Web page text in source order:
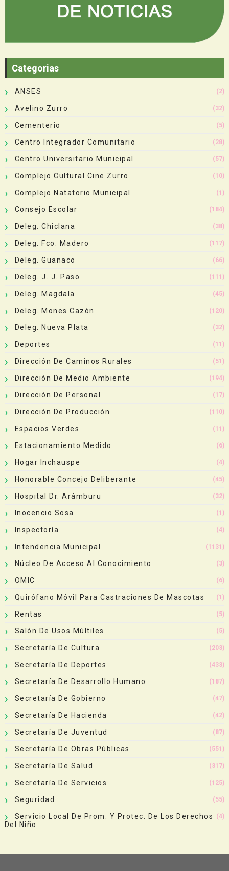
Categorias
ANSES (2)
Avelino Zurro (32)
Cementerio (5)
Centro Integrador Comunitario (28)
Centro Universitario Municipal (57)
Complejo Cultural Cine Zurro (10)
Complejo Natatorio Municipal (1)
Consejo Escolar (184)
Deleg. Chiclana (38)
Deleg. Fco. Madero (117)
Deleg. Guanaco (66)
Deleg. J. J. Paso (111)
Deleg. Magdala (45)
Deleg. Mones Cazón (120)
Deleg. Nueva Plata (32)
Deportes (11)
Dirección De Caminos Rurales (51)
Dirección De Medio Ambiente (194)
Dirección De Personal (17)
Dirección De Producción (110)
Espacios Verdes (11)
Estacionamiento Medido (6)
Hogar Inchauspe (4)
Honorable Concejo Deliberante (45)
Hospital Dr. Arámburu (32)
Inocencio Sosa (1)
Inspectoría (4)
Intendencia Municipal (1131)
Núcleo De Acceso Al Conocimiento (3)
OMIC (6)
Quirófano Móvil Para Castraciones De Mascotas (1)
Rentas (5)
Salón De Usos Múltiles (5)
Secretaría De Cultura (203)
Secretaría De Deportes (433)
Secretaría De Desarrollo Humano (187)
Secretaría De Gobierno (47)
Secretaría De Hacienda (42)
Secretaría De Juventud (87)
Secretaría De Obras Públicas (551)
Secretaría De Salud (317)
Secretaría De Servicios (125)
Seguridad (55)
Servicio Local De Prom. Y Protec. De Los Derechos
Del Niño
(4)